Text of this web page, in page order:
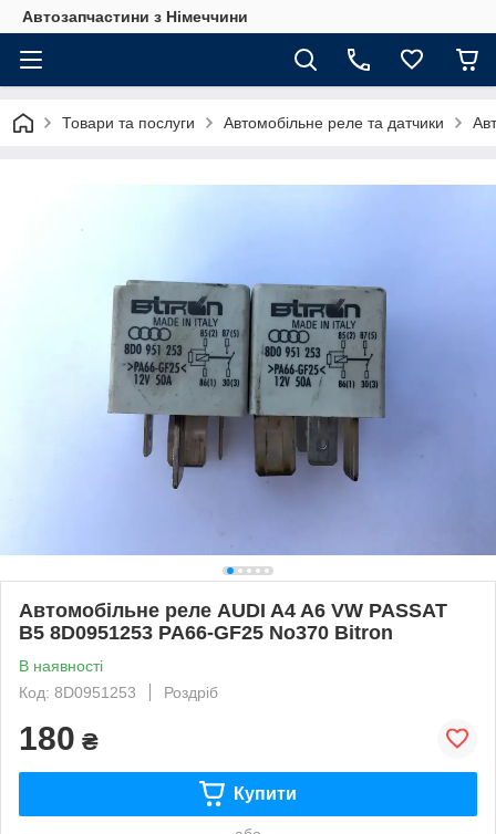
Автозапчастини з Німеччини
Товари та послуги Автомобільне реле та датчики
Автомобільне реле AUDI A4 A6 VW PASSAT
B5 8D0951253 PA66-GF25 No370 Bitron
В наявності
Код: 8D0951253
Роздріб
180 ₴
Купити